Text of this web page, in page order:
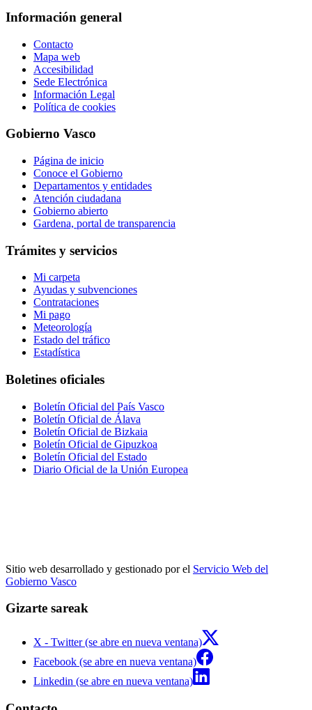
Información general
Contacto
Mapa web
Accesibilidad
Sede Electrónica
Información Legal
Política de cookies
Gobierno Vasco
Página de inicio
Conoce el Gobierno
Departamentos y entidades
Atención ciudadana
Gobierno abierto
Gardena, portal de transparencia
Trámites y servicios
Mi carpeta
Ayudas y subvenciones
Contrataciones
Mi pago
Meteorología
Estado del tráfico
Estadística
Boletines oficiales
Boletín Oficial del País Vasco
Boletín Oficial de Álava
Boletín Oficial de Bizkaia
Boletín Oficial de Gipuzkoa
Boletín Oficial del Estado
Diario Oficial de la Unión Europea
Sitio web desarrollado y gestionado por el Servicio Web del
Gobierno Vasco
Gizarte sareak
X - Twitter (se abre en nueva ventana)
Facebook (se abre en nueva ventana)
Linkedin (se abre en nueva ventana)